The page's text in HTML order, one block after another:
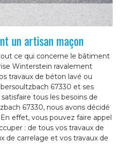
un artisan maçon
ce qui concerne le bâtiment
Winterstein ravalement
travaux de béton lavé ou
67330 et ses
tous les besoins de
67330, nous avons décidé
effet, vous pouvez faire appel
: de tous vos travaux de
de carrelage et vos travaux de